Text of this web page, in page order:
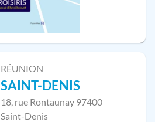
RÉUNION
SAINT-DENIS
18, rue Rontaunay 97400
Saint-Denis